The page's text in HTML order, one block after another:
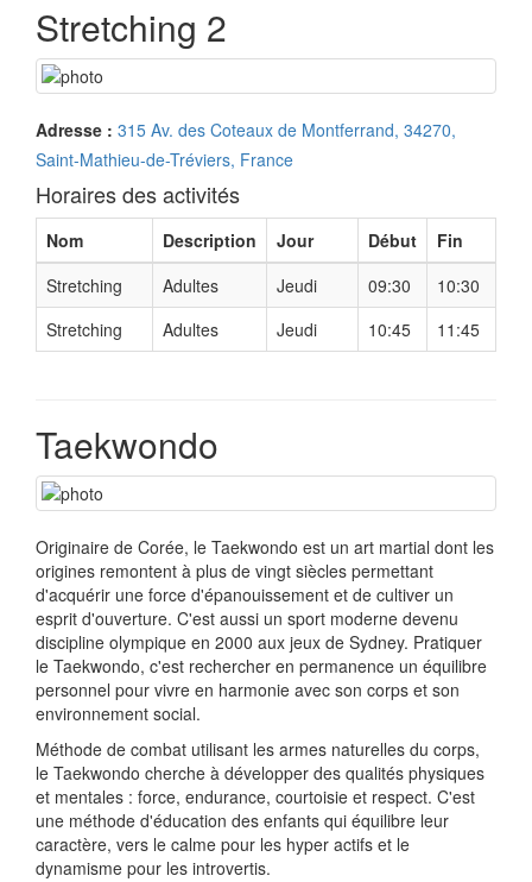
Stretching 2
Adresse : 315 Av. des Coteaux de Montferrand, 34270,
Saint-Mathieu-de-Tréviers, France
Horaires des activités
Nom Description Jour Début
Fin
Stretching
Adultes Jeudi 09:30
10:30
Stretching
Adultes Jeudi 10:45 11:45
Taekwondo
Originaire de Corée, le Taekwondo est un art martial dont les
origines remontent à plus de vingt siècles permettant
d'acquérir une force d'épanouissement et de cultiver un
esprit d'ouverture. C'est aussi un sport moderne devenu
discipline olympique en 2000 aux jeux de Sydney. Pratiquer
le Taekwondo, c'est rechercher en permanence un équilibre
personnel pour vivre en harmonie avec son corps et son
environnement social.
Méthode de combat utilisant les armes naturelles du corps,
le Taekwondo cherche à développer des qualités physiques
et mentales : force, endurance, courtoisie et respect. C'est
une méthode d'éducation des enfants qui équilibre leur
caractère, vers le calme pour les hyper actifs et le
dynamisme pour les introvertis.